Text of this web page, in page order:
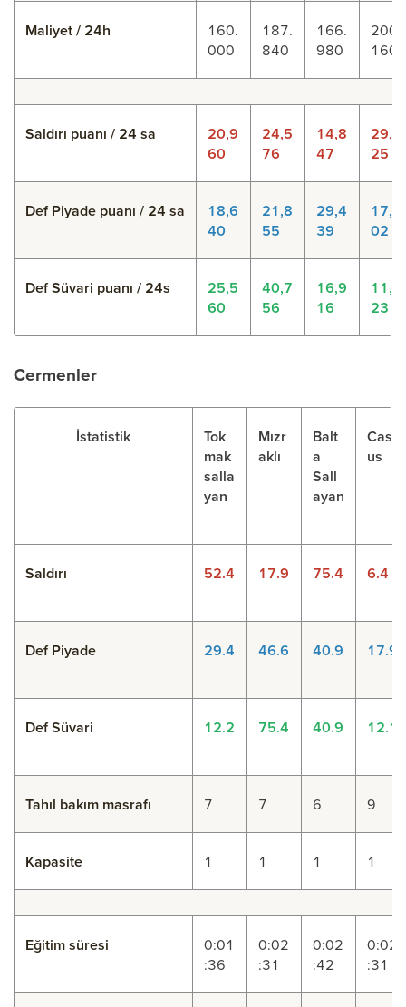
Maliyet / 24h
160.
000
187.
840
166.
980
200.
160
Saldırı puanı / 24 sa
20,9
60
24,5
76
14,8
47
29,0
25
Def Piyade puanı / 24 sa
18,6
40
21,8
55
29,4
39
17,5
02
Def Süvari puanı / 24s
25,5
60
40,7
56
16,9
16
11,7
23
Cermenler
İstatistik
Tok
mak
salla
yan
Mızr
aklı
Balt
a
Sall
ayan
Cas
us
Saldırı 52.4 17.9 75.4 6.4
Def Piyade 29.4 46.6 40.9 17.9
Def Süvari 12.2 75.4 40.9 12.1
Tahıl bakım masrafı 7 7 6 9
Kapasite 1 1 1 1
Eğitim süresi
0:01
:36
0:02
:31
0:02
:42
0:02
:31